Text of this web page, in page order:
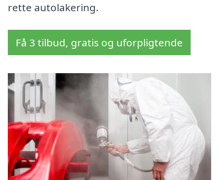
rette autolakering.
Få 3 tilbud, gratis og uforpligtende